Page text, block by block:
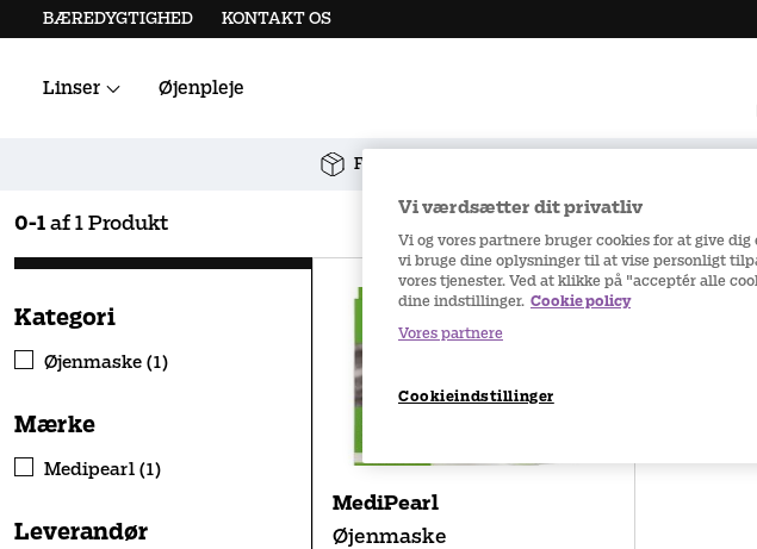
BÆREDYGTIGHED KONTAKT OS
Linser
Linsetilbehør
Øjenpleje
Fri fragt ved køb over 500 kr
0-1 af 1 Produkt
Kategori
Øjenmaske (1)
Mærke
Medipearl (1)
Leverandør
MediPearl
Øjenmaske
Vi værdsætter dit privatliv
Vi og vores partnere bruger cookies for at give
vi bruge dine oplysninger til at vise personligt
vores tjenester. Ved at klikke på "acceptér alle
dine indstillinger. Cookie policy
Vores partnere
Cookieindstillinger